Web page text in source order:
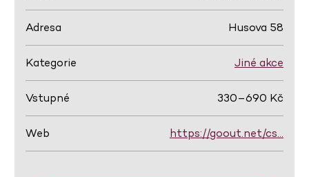
Adresa Husova 58
Kategorie Jiné akce
Vstupné 330–690 Kč
Web https://goout.net/cs…